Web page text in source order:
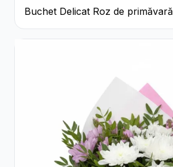
Buchet Delicat Roz de primăvară